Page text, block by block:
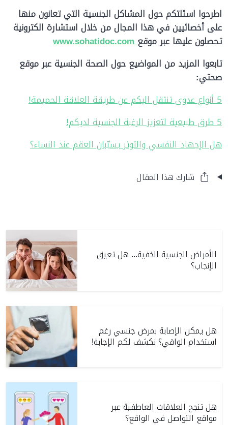
اطرحوا اسئلتكم حول المشاكل الجنسية التي تعانون منها
على أخصائيين في هذا المجال من خلال استشارة الكترونية
تحصلون عليها عبر موقعwww.sohatidoc.com
تابعوا المزيد من المواضيع حول الصحة الجنسية عبر موقع
صحتي:
5 أنواع عدوى تنتقل اليكم عن طريقة العلاقة الحميمة!
5 طرق طبيعية لتعزيز الرغبة الجنسية لديكم!
هل الإجهاد النفسي والتوتر يسبّبان العقم عند النساء؟
شارك هذا المقال
الأمراض الجنسية الخفية... هل تعيق
الإنجاب؟
هل يمكن الإصابة بمرض جنسي رغم
استخدام الواقي؟ نكشف لكم الإجابة!
هل تنجح العلاقات العاطفية عبر
مواقع التواصل في الواقع؟